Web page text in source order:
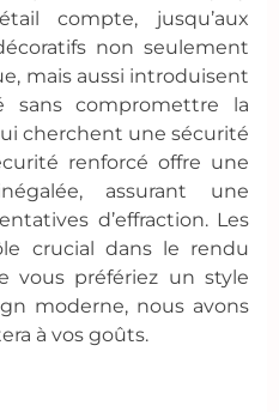
compte, jusqu’aux
non seulement
mais aussi introduisent
sans compromettre la
cherchent une sécurité
renforcé offre une
assurant une
d’effraction. Les
crucial dans le rendu
vous préfériez un style
moderne, nous avons
à vos goûts.